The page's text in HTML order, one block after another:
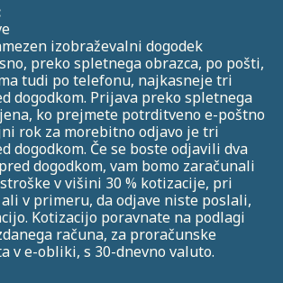
izobraževalni dogodek
preko spletnega obrazca, po pošti,
tudi po telefonu, najkasneje tri
dogodkom. Prijava preko spletnega
ko prejmete potrditveno e-poštno
rok za morebitno odjavo je tri
dogodkom. Če se boste odjavili dva
dogodkom, vam bomo zaračunali
v višini 30 % kotizacije, pri
v primeru, da odjave niste poslali,
Kotizacijo poravnate na podlagi
računa, za proračunske
v e-obliki, s 30-dnevno valuto.